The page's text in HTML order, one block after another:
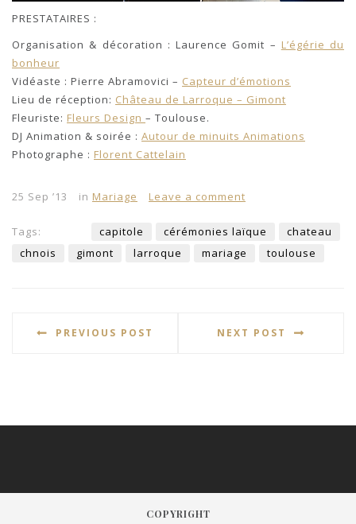
PRESTATAIRES :
Organisation & décoration : Laurence Gomit – L’égérie du
bonheur
Vidéaste : Pierre Abramovici – Capteur d’émotions
Lieu de réception: Château de Larroque – Gimont
Fleuriste: Fleurs Design – Toulouse.
DJ Animation & soirée : Autour de minuits Animations
Photographe : Florent Cattelain
25 Sep ’13 in Mariage Leave a comment
Tags: capitole cérémonies laïque
chateau
chnois
gimont larroque mariage toulouse
PREVIOUS POST NEXT POST
COPYRIGHT